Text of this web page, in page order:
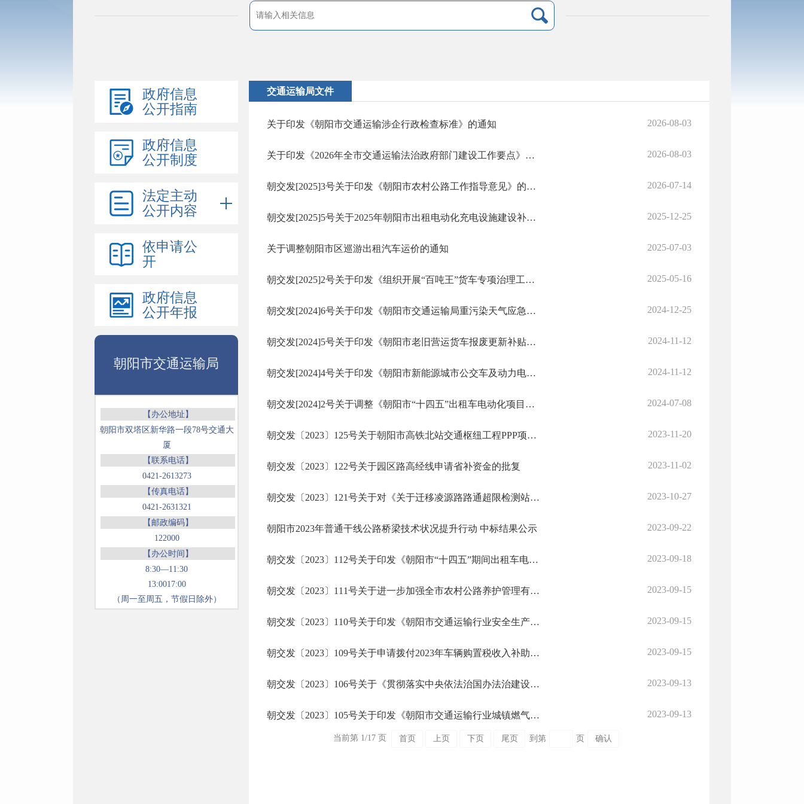
政府信息
公开指南
政府信息
公开制度
法定主动
公开内容
依申请公
开
政府信息
公开年报
朝阳市交通运输局
【办公地址】
朝阳市双塔区新华路一段78号交通大
厦
【联系电话】
0421-2613273
【传真电话】
0421-2631321
【邮政编码】
122000
【办公时间】
8:30—11:30
13:0017:00
（周一至周五，节假日除外）
交通运输局文件
关于印发《朝阳市交通运输涉企行政检查标准》的通知 2026-08-03
关于印发《2026年全市交通运输法治政府部门建设工作要点》的通知 2026-08-03
朝交发[2025]3号关于印发《朝阳市农村公路工作指导意见》的通知 2026-07-14
朝交发[2025]5号关于2025年朝阳市出租电动化充电设施建设补充通知 2025-12-25
关于调整朝阳市区巡游出租汽车运价的通知 2025-07-03
朝交发[2025]2号关于印发《组织开展“百吨王”货车专项治理工作方案》的通知 2025-05-16
朝交发[2024]6号关于印发《朝阳市交通运输局重污染天气应急响应专项实施方案》的通知 2024-12-25
朝交发[2024]5号关于印发《朝阳市老旧营运货车报废更新补贴实施细则》的通知 2024-11-12
朝交发[2024]4号关于印发《朝阳市新能源城市公交车及动力电池更新补贴实施细则》的通知 2024-11-12
朝交发[2024]2号关于调整《朝阳市“十四五”出租车电动化项目补贴资金实施细则》的通知 2024-07-08
朝交发〔2023〕125号关于朝阳市高铁北站交通枢纽工程PPP项目整改事项的函 2023-11-20
朝交发〔2023〕122号关于园区路高经线申请省补资金的批复 2023-11-02
朝交发〔2023〕121号关于对《关于迁移凌源路路通超限检测站（点）的请示》的批复 2023-10-27
朝阳市2023年普通干线公路桥梁技术状况提升行动 中标结果公示 2023-09-22
朝交发〔2023〕112号关于印发《朝阳市“十四五”期间出租车电动化发展项目补贴资金实施细则（暂行）》的通知 2023-09-18
朝交发〔2023〕111号关于进一步加强全市农村公路养护管理有关工作的函 2023-09-15
朝交发〔2023〕110号关于印发《朝阳市交通运输行业安全生产网格化服务管理实施方案（试行）》的通知 2023-09-15
朝交发〔2023〕109号关于申请拨付2023年车辆购置税收入补助地方资金预算（第七批）的函 2023-09-15
朝交发〔2023〕106号关于《贯彻落实中央依法治国办法治建设工作督察反馈意见整改工作总结》的报告 2023-09-13
朝交发〔2023〕105号关于印发《朝阳市交通运输行业城镇燃气安全专项整治工作实施方案》的通知 2023-09-13
当前第 1/17 页 首页 上页 下页 尾页 到第 页